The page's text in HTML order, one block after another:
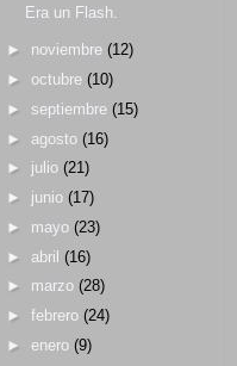
Era un Flash.
► noviembre (12)
► octubre (10)
► septiembre (15)
► agosto (16)
► julio (21)
► junio (17)
► mayo (23)
► abril (16)
► marzo (28)
► febrero (24)
► enero (9)